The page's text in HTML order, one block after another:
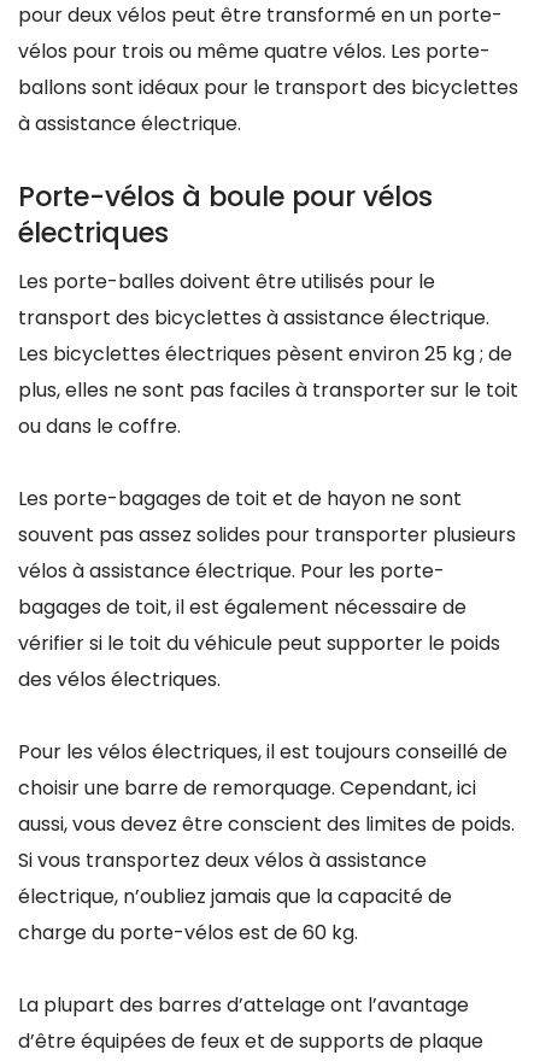
pour deux vélos peut être transformé en un porte-
vélos pour trois ou même quatre vélos. Les porte-
ballons sont idéaux pour le transport des bicyclettes
à assistance électrique.
Porte-vélos à boule pour vélos
électriques
Les porte-balles doivent être utilisés pour le
transport des bicyclettes à assistance électrique.
Les bicyclettes électriques pèsent environ 25 kg ; de
plus, elles ne sont pas faciles à transporter sur le toit
ou dans le coffre.
Les porte-bagages de toit et de hayon ne sont
souvent pas assez solides pour transporter plusieurs
vélos à assistance électrique. Pour les porte-
bagages de toit, il est également nécessaire de
vérifier si le toit du véhicule peut supporter le poids
des vélos électriques.
Pour les vélos électriques, il est toujours conseillé de
choisir une barre de remorquage. Cependant, ici
aussi, vous devez être conscient des limites de poids.
Si vous transportez deux vélos à assistance
électrique, n’oubliez jamais que la capacité de
charge du porte-vélos est de 60 kg.
La plupart des barres d’attelage ont l’avantage
d’être équipées de feux et de supports de plaque